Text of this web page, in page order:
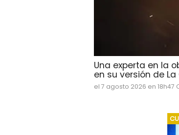
Una experta en la
en su versión de La
el 7 agosto 2026 en 18h47